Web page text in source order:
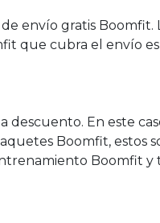
envío gratis Boomfit.
que cubra el envío
En este
Boomfit, estos
Boomfit y